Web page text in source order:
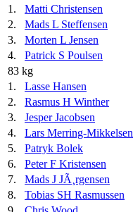
1.
Matti Christensen
2.
Mads L Steffensen
3.
Morten L Jensen
4.
Patrick S Poulsen
83 kg
1.
Lasse Hansen
2.
Rasmus H Winther
3.
Jesper Jacobsen
4.
Lars Merring-Mikkelsen
5.
Patryk Bolek
6.
Peter F Kristensen
7.
Mads J JÃ¸rgensen
8.
Tobias SH Rasmussen